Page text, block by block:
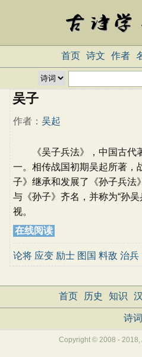
首页 诗文 作者
吴子
作者： 吴起
《吴子兵法》，中国古代
一。相传战国初期吴起所著，
子》继承和发展了《孙子兵法
与《孙子》齐名，并称为“孙
视。
在线阅读
论将 应变 励士 图国 料敌 治兵
首页 历史 知识
诗词
Copyright © 2008 - 2018,